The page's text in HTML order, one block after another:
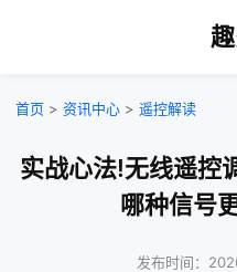
首页 > 资讯中心 > 遥控解读
实战心法!无线遥控
哪种信号
发布时间：